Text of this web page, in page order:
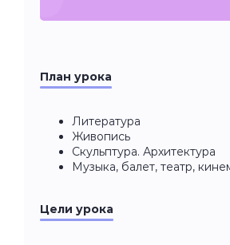
План урока
Литература
Живопись
Скульптура. Архитектура
Музыка, балет, театр,
Цели урока